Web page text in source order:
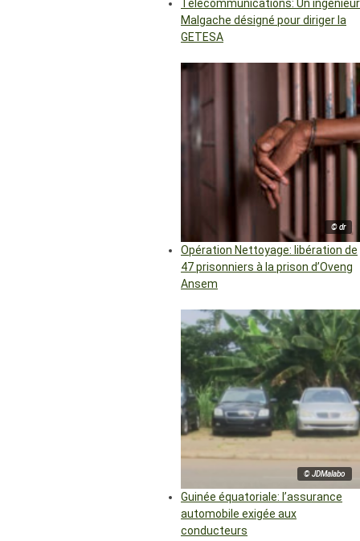
Télécommunications: Un ingénieur
Malgache désigné pour diriger la
GETESA
© dr
Opération Nettoyage: libération de
47 prisonniers à la prison d’Oveng
Ansem
© JDMalabo
Guinée équatoriale: l’assurance
automobile exigée aux
conducteurs